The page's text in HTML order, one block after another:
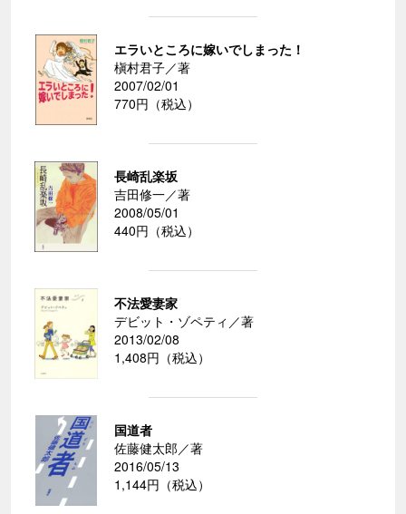
エラいところに嫁いでしまった！
槇村君子／著
2007/02/01
770円（税込）
長崎乱楽坂
吉田修一／著
2008/05/01
440円（税込）
不法愛妻家
デビット・ゾペティ／著
2013/02/08
1,408円（税込）
国道者
佐藤健太郎／著
2016/05/13
1,144円（税込）